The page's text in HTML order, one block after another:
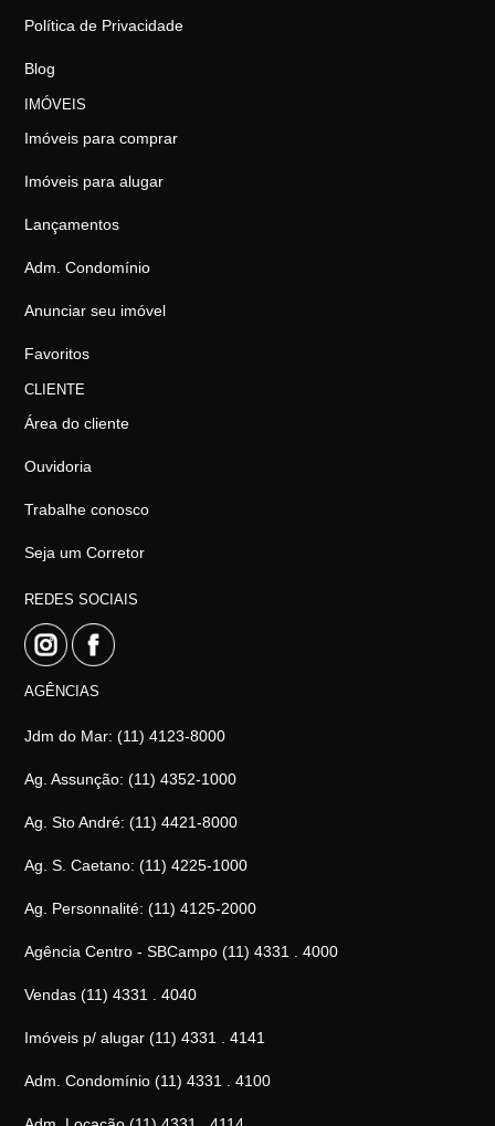
Política de Privacidade
Blog
IMÓVEIS
Imóveis para comprar
Imóveis para alugar
Lançamentos
Adm. Condomínio
Anunciar seu imóvel
Favoritos
CLIENTE
Área do cliente
Ouvidoria
Trabalhe conosco
Seja um Corretor
REDES SOCIAIS
AGÊNCIAS
Jdm do Mar: (11) 4123-8000
Ag. Assunção: (11) 4352-1000
Ag. Sto André: (11) 4421-8000
Ag. S. Caetano: (11) 4225-1000
Ag. Personnalité: (11) 4125-2000
Agência Centro - SBCampo (11) 4331 . 4000
Vendas (11) 4331 . 4040
Imóveis p/ alugar (11) 4331 . 4141
Adm. Condomínio (11) 4331 . 4100